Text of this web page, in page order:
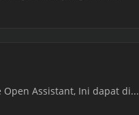
Assistant, Ini dapat di...